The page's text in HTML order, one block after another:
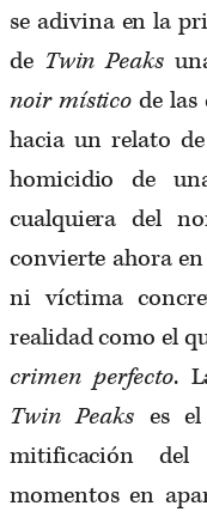
se adivina en la
de Twin Peaks
noir místico de las
hacia un relato
homicidio de
cualquiera del
convierte ahora
ni víctima
realidad como el
crimen perfecto.
Twin Peaks es
mitificación
momentos en